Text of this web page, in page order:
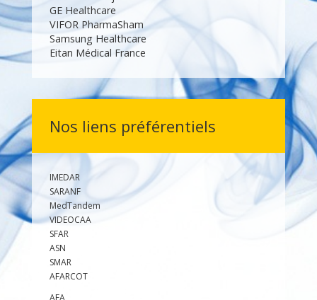
GE Healthcare
VIFOR PharmaSham
Samsung Healthcare
Eitan Médical France
Nos liens préférentiels
IMEDAR
SARANF
MedTandem
VIDEOCAA
SFAR
ASN
SMAR
AFARCOT
AEA